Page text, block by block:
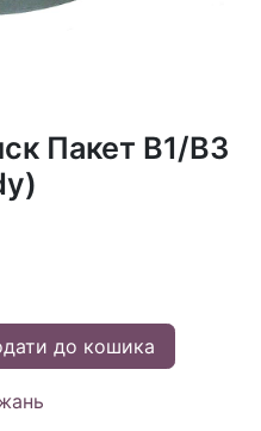
Пакет B1/B3
до кошика